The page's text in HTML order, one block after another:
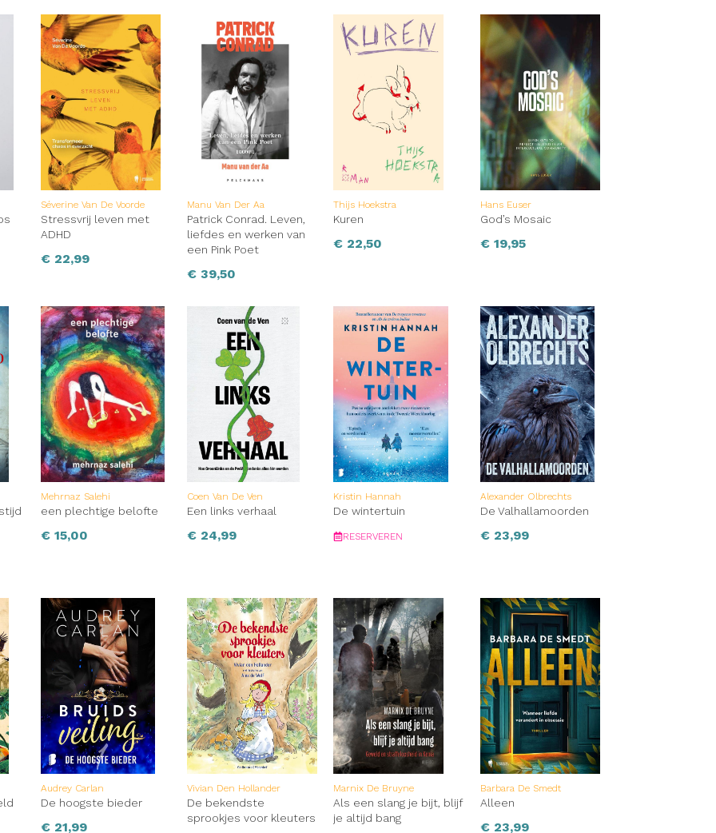
Séverine Van De Voorde
Stressvrij leven met
ADHD
€22,99
Manu Van Der Aa
Patrick Conrad. Leven,
liefdes en werken van
een Pink Poet
€39,50
Thijs Hoekstra
Kuren
€ 22,50
Hans Euser
God’s Mosaic
€19,95
Mehrnaz Salehi
een plechtige belofte
€15,00
Coen Van De Ven
Een links verhaal
€24,99
Kristin Hannah
De wintertuin
RESERVEREN
Alexander Olbrechts
De Valhallamoorden
€23,99
Audrey Carlan
De hoogste bieder
€21,99
Vivian Den Hollander
De bekendste
sprookjes voor kleuters
Marnix De Bruyne
Als een slang je bijt, blijf
je altijd bang
Barbara De Smedt
Alleen
€23,99